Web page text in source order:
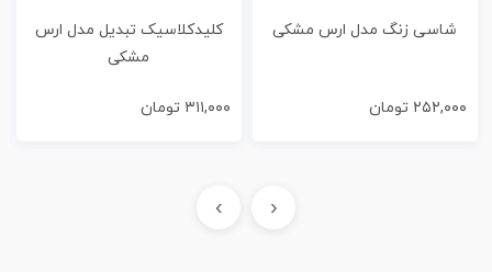
شاسی زنگ مدل ارس مشکی
۲۵۲,۰۰۰ تومان
کلیدکلاسیک تبدیل مدل ارس
مشکی
۳۱۱,۰۰۰ تومان
‹
›